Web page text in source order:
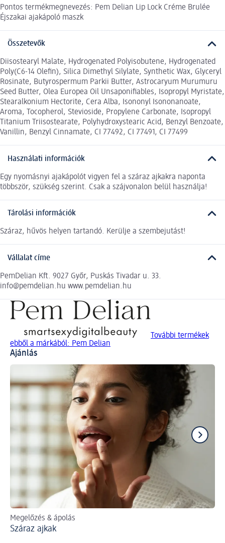
Pontos termékmegnevezés: Pem Delian Lip Lock Créme Brulée
Éjszakai ajakápoló maszk
Összetevők
Diisostearyl Malate, Hydrogenated Polyisobutene, Hydrogenated
Poly(C6-14 Olefin), Silica Dimethyl Silylate, Synthetic Wax, Glyceryl
Rosinate, Butyrospermum Parkii Butter, Astrocaryum Murumuru
Seed Butter, Olea Europea Oil Unsaponifiables, Isopropyl Myristate,
Stearalkonium Hectorite, Cera Alba, Isononyl Isononanoate,
Aroma, Tocopherol, Stevioside, Propylene Carbonate, Isopropyl
Titanium Triisostearate, Polyhydroxystearic Acid, Benzyl Benzoate,
Vanillin, Benzyl Cinnamate, CI 77492, CI 77491, CI 77499
Használati információk
Egy nyomásnyi ajakápolót vigyen fel a száraz ajkakra naponta
többször, szükség szerint. Csak a szájvonalon belül használja!
Tárolási információk
Száraz, hűvös helyen tartandó. Kerülje a szembejutást!
Vállalat címe
PemDelian Kft. 9027 Győr, Puskás Tivadar u. 33.
info@pemdelian.hu www.pemdelian.hu
További termékek
ebből a márkából: Pem Delian
Ajánlás
Megelőzés & ápolás
Száraz ajkak